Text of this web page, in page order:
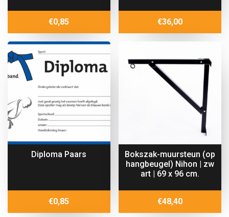
€0,85 €36,00
Diploma Paars
€0,85
Bokszak-muursteun (op
hangbeugel) Nihon | zw
art | 69 x 96 cm.
€48,40